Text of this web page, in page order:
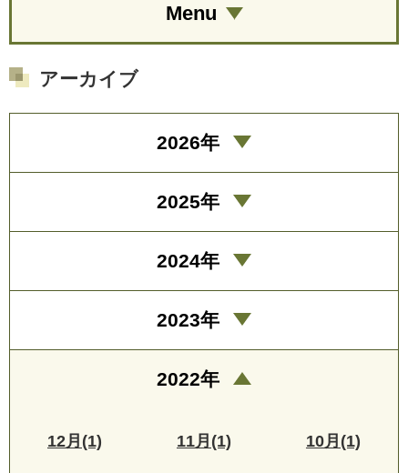
Menu
アーカイブ
2026年
2025年
2024年
2023年
2022年
12月(1) 11月(1) 10月(1)